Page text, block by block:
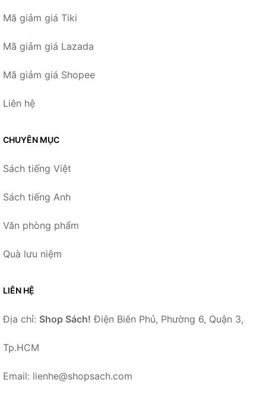
Mã giảm giá Tiki
Mã giảm giá Lazada
Mã giảm giá Shopee
Liên hệ
CHUYÊN MỤC
Sách tiếng Việt
Sách tiếng Anh
Văn phòng phẩm
Quà lưu niệm
LIÊN HỆ
Địa chỉ: Shop Sách! Điện Biên Phủ, Phường 6, Quận 3,
Tp.HCM
Email: lienhe@shopsach.com